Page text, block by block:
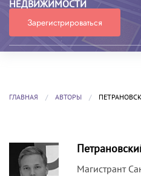
НЕДВИЖИМОСТИ
Зарегистрироваться
ГЛАВНАЯ АВТОРЫ
Магистрант